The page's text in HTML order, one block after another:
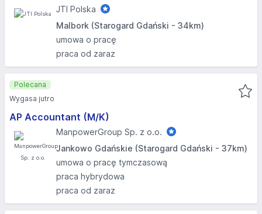
JTI Polska
Malbork (Starogard Gdański - 34km)
umowa o pracę
praca od zaraz
AP Accountant (M/K)
ManpowerGroup Sp. z o.o.
Jankowo Gdańskie (Starogard Gdański - 37km)
umowa o pracę tymczasową
praca hybrydowa
praca od zaraz
Polecana
Wygasa jutro